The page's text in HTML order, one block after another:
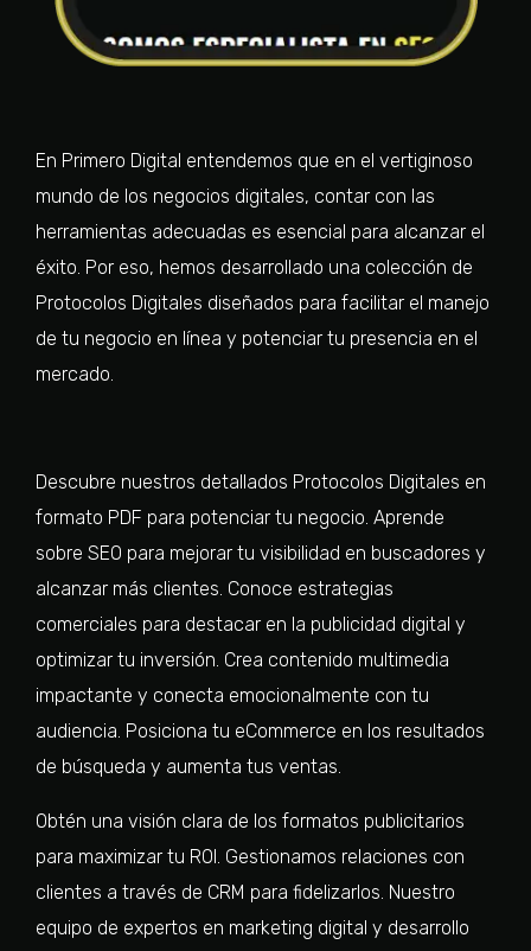
En Primero Digital entendemos que en el vertiginoso
mundo de los negocios digitales, contar con las
herramientas adecuadas es esencial para alcanzar el
éxito. Por eso, hemos desarrollado una colección de
Protocolos Digitales diseñados para facilitar el manejo
de tu negocio en línea y potenciar tu presencia en el
mercado.
Descubre nuestros detallados Protocolos Digitales en
formato PDF para potenciar tu negocio. Aprende
sobre SEO para mejorar tu visibilidad en buscadores y
alcanzar más clientes. Conoce estrategias
comerciales para destacar en la publicidad digital y
optimizar tu inversión. Crea contenido multimedia
impactante y conecta emocionalmente con tu
audiencia. Posiciona tu eCommerce en los resultados
de búsqueda y aumenta tus ventas.
Obtén una visión clara de los formatos publicitarios
para maximizar tu ROI. Gestionamos relaciones con
clientes a través de CRM para fidelizarlos. Nuestro
equipo de expertos en marketing digital y desarrollo